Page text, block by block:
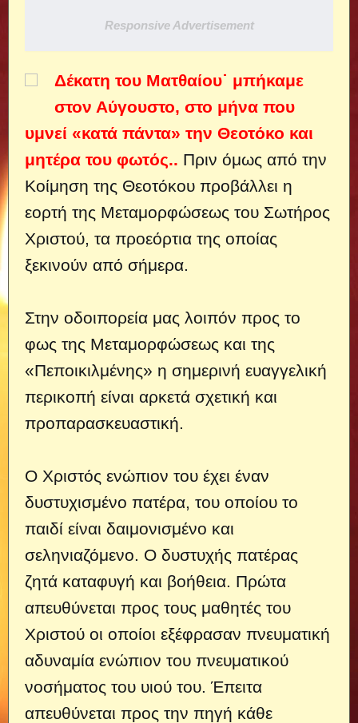
Responsive Advertisement
Δέκατη του Ματθαίου˙ μπήκαμε
στον Αύγουστο, στο μήνα που
υμνεί «κατά πάντα» την Θεοτόκο και
μητέρα του φωτός.. Πριν όμως από την
Κοίμηση της Θεοτόκου προβάλλει η
εορτή της Μεταμορφώσεως του Σωτήρος
Χριστού, τα προεόρτια της οποίας
ξεκινούν από σήμερα.
Στην οδοιπορεία μας λοιπόν προς το
φως της Μεταμορφώσεως και της
«Πεποικιλμένης» η σημερινή ευαγγελική
περικοπή είναι αρκετά σχετική και
προπαρασκευαστική.
Ο Χριστός ενώπιον του έχει έναν
δυστυχισμένο πατέρα, του οποίου το
παιδί είναι δαιμονισμένο και
σεληνιαζόμενο. Ο δυστυχής πατέρας
ζητά καταφυγή και βοήθεια. Πρώτα
απευθύνεται προς τους μαθητές του
Χριστού οι οποίοι εξέφρασαν πνευματική
αδυναμία ενώπιον του πνευματικού
νοσήματος του υιού του. Έπειτα
απευθύνεται προς την πηγή κάθε